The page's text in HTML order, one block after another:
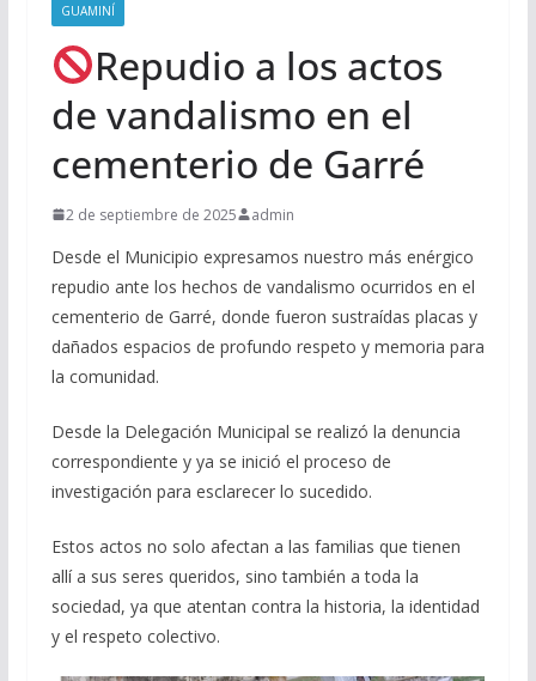
GUAMINÍ
Repudio a los actos
de vandalismo en el
cementerio de Garré
2 de septiembre de 2025 admin
Desde el Municipio expresamos nuestro más enérgico
repudio ante los hechos de vandalismo ocurridos en el
cementerio de Garré, donde fueron sustraídas placas y
dañados espacios de profundo respeto y memoria para
la comunidad.
Desde la Delegación Municipal se realizó la denuncia
correspondiente y ya se inició el proceso de
investigación para esclarecer lo sucedido.
Estos actos no solo afectan a las familias que tienen
allí a sus seres queridos, sino también a toda la
sociedad, ya que atentan contra la historia, la identidad
y el respeto colectivo.